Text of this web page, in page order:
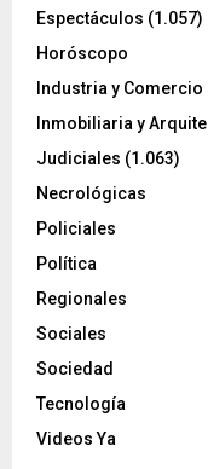
Espectáculos (1.057)
Horóscopo
Industria y Comercio
Inmobiliaria y
Judiciales (1.063)
Necrológicas
Policiales
Política
Regionales
Sociales
Sociedad
Tecnología
Videos Ya